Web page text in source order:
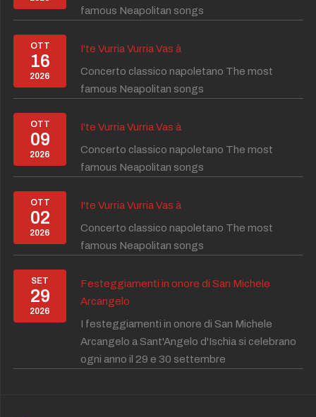
famous Neapolitan songs
OTT
16
2026
I'te Vurria Vurria Vas à
Concerto classico napoletano The most
famous Neapolitan songs
OTT
09
2026
I'te Vurria Vurria Vas à
Concerto classico napoletano The most
famous Neapolitan songs
OTT
02
2026
I'te Vurria Vurria Vas à
Concerto classico napoletano The most
famous Neapolitan songs
SET
29
2026
Festeggiamenti in onore di San Michele
Arcangelo
I festeggiamenti in onore di San Michele
Arcangelo a Sant'Angelo d'Ischia si celebrano
ogni anno il 29 e 30 settembre